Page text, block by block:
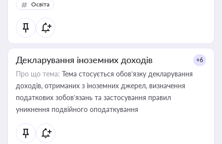
Освіта
Декларування іноземних доходів +6
Про що тема: Тема стосується обов’язку декларування
доходів, отриманих з іноземних джерел, визначення
податкових зобов’язань та застосування правил
уникнення подвійного оподаткування